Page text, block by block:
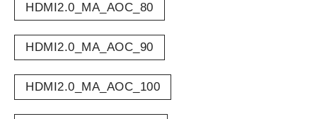
HDMI2.0_MA_AOC_80
HDMI2.0_MA_AOC_90
HDMI2.0_MA_AOC_100